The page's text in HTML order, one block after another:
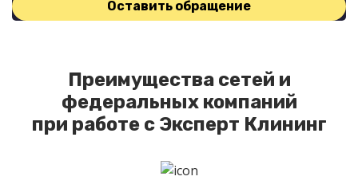
Оставить обращение
Преимущества сетей и
федеральных компаний
при работе с Эксперт Клининг